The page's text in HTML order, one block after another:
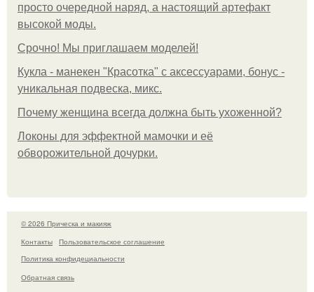
просто очередной наряд, а настоящий артефакт
высокой моды.
Срочно! Мы приглашаем моделей!
Кукла - манекен "Красотка" с аксессуарами, бонус -
уникальная подвеска, микс.
Почему женщина всегда должна быть ухоженной?
Локоны для эффектной мамочки и её
обворожительной дочурки.
© 2026 Прическа и макияж
Контакты
Пользовательское соглашение
Политика конфидециальности
Обратная связь